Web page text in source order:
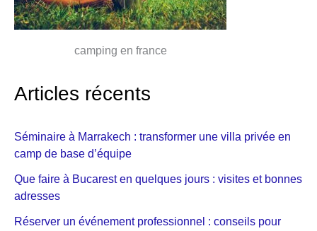
camping en france
Articles récents
Séminaire à Marrakech : transformer une villa privée en
camp de base d’équipe
Que faire à Bucarest en quelques jours : visites et bonnes
adresses
Réserver un événement professionnel : conseils pour